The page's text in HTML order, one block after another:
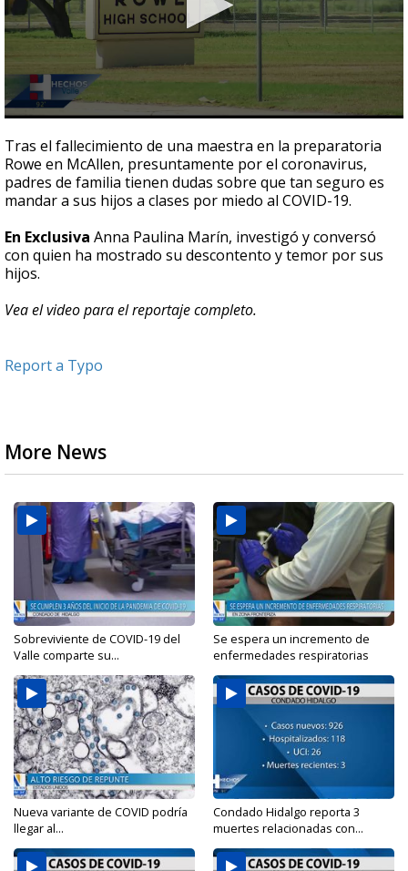
seconds
of
2
minutes,
35
Tras el fallecimiento de una maestra en la preparatoria
Rowe en McAllen, presuntamente por el coronavirus,
padres de familia tienen dudas sobre que tan seguro es
mandar a sus hijos a clases por miedo al COVID-19.
En Exclusiva Anna Paulina Marín, investigó y conversó
con quien ha mostrado su descontento y temor por sus
hijos.
Vea el video para el reportaje completo.
Report a Typo
More News
Sobreviviente de COVID-19 del
Valle comparte su...
Se espera un incremento de
enfermedades respiratorias
Nueva variante de COVID podría
llegar al...
Condado Hidalgo reporta 3
muertes relacionadas con...